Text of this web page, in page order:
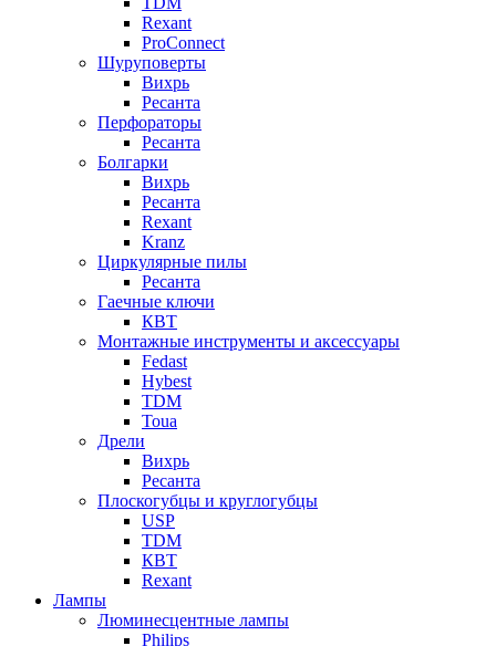
Rexant
ProConnect
Шуруповерты
Вихрь
Ресанта
Перфораторы
Ресанта
Болгарки
Вихрь
Ресанта
Rexant
Kranz
Циркулярные пилы
Ресанта
Гаечные ключи
КВТ
Монтажные инструменты и аксессуары
Fedast
Hybest
TDM
Toua
Дрели
Вихрь
Ресанта
Плоскогубцы и круглогубцы
USP
TDM
КВТ
Rexant
Лампы
Люминесцентные лампы
Philips